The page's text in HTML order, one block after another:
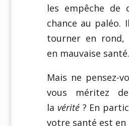
les empêche de
chance au paléo.
tourner en
en mauvaise santé.
Mais ne pensez-
vous méritez
la vérité? En
votre santé est en